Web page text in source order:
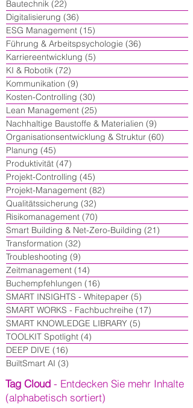
Bautechnik (22)
Digitalisierung (36)
ESG Management (15)
Führung & Arbeitspsychologie (36)
Karriereentwicklung (5)
KI & Robotik (72)
Kommunikation (9)
Kosten-Controlling (30)
Lean Management (25)
Nachhaltige Baustoffe & Materialien (9)
Organisationsentwicklung & Struktur (60)
Planung (45)
Produktivität (47)
Projekt-Controlling (45)
Projekt-Management (82)
Qualitätssicherung (32)
Risikomanagement (70)
Smart Building & Net-Zero-Building (21)
Transformation (32)
Troubleshooting (9)
Zeitmanagement (14)
Buchempfehlungen (16)
SMART INSIGHTS - Whitepaper (5)
SMART WORKS - Fachbuchreihe (17)
SMART KNOWLEDGE LIBRARY (5)
TOOLKIT Spotlight (4)
DEEP DIVE (16)
BuiltSmart AI (3)
Tag Cloud - Entdecken Sie mehr Inhalte
(alphabetisch sortiert)